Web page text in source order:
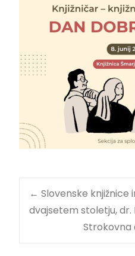
← Slovenske knjižnice
dvajsetem stoletju,
Strokovna